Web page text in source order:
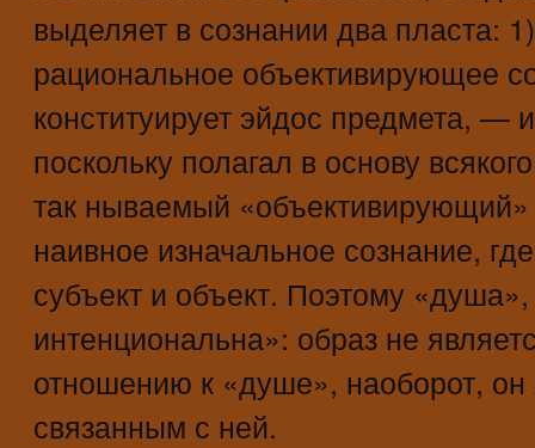
выделяет в сознании два пласта:
рациональное объективирующее
конституирует эйдос предмета, —
поскольку полагал в основу
так нываемый
наивное изначальное сознание,
субъект и объект. Поэтому
интенциональна»: образ не
отношению к «душе», наоборот, он
связанным с ней.